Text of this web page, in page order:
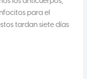
para el
tardan siete días